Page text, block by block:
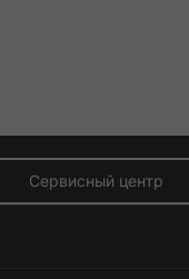
Сервисный центр